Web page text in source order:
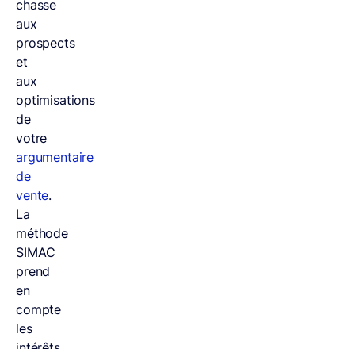
chasse
aux
prospects
et
aux
optimisations
de
votre
argumentaire
de
vente.
La
méthode
SIMAC
prend
en
compte
les